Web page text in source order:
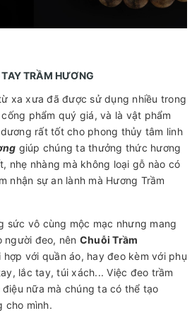
TRẦM HƯƠNG
xa xưa đã được sử dụng nhiều trong
phẩm quý giá, và là vật phẩm
rất tốt cho phong thủy tâm linh
giúp chúng ta thưởng thức hương
nhẹ nhàng mà không loại gỗ nào có
nhận sự an lành mà Hương Trầm
sức vô cùng mộc mạc nhưng mang
người đeo, nên Chuỗi Trầm
với quần áo, hay đeo kèm với phụ
lắc tay, túi xách... Việc đeo trầm
nữa mà chúng ta có thể tạo
cho mình.